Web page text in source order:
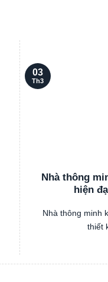
Nhà thông
hiện
Nhà thông minh
thiết
03
Th3